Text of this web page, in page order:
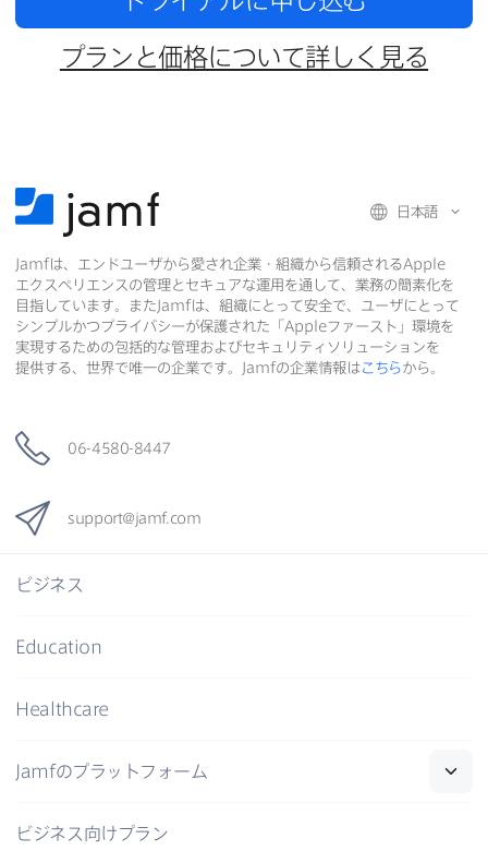
プランと​価格に​ついて​詳しく​見る
日本語
Jamfは、​エンドユーザから​愛され企業・組織から​信頼されるApple
エクスペリエンスの​管理と​セキュアな​運用を​通して、​業務の​簡素化を​
目指しています。​また Jamfは、​組織に​とって​安全で、​ユーザに​とって​
シンプルかつプライバシーが​保護された​「 Appleファースト」環境を​
実現する​ための​包括的な​管理および​セキュリティソリューションを​
提供する、​世界で​唯一の​企業です。
Jamfの​企業情報はこちらから。
06-4580-8447
support@jamf. com
ビジネス
Education
Healthcare
Jamfの​プラットフォーム
ビジネス向けプラン